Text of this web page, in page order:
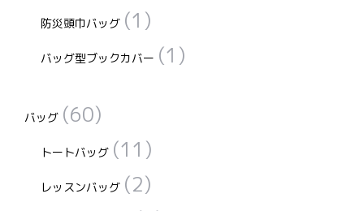
防災頭巾バッグ (1)
バッグ型ブックカバー (1)
バッグ (60)
トートバッグ (11)
レッスンバッグ (2)